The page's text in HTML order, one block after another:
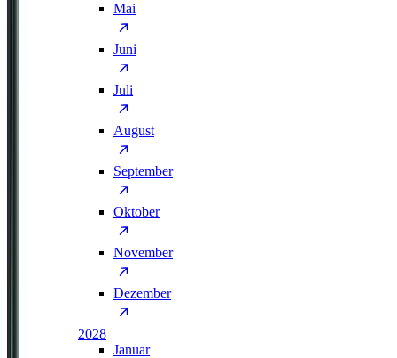
Mai
Juni
Juli
August
September
Oktober
November
Dezember
2028
Januar